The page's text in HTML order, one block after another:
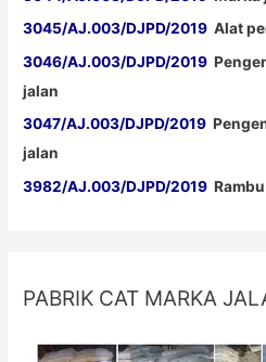
3045/AJ.003/DJPD/2019 Alat
3046/AJ.003/DJPD/2019
jalan
3047/AJ.003/DJPD/2019
jalan
3982/AJ.003/DJPD/2019
PABRIK CAT MARKA